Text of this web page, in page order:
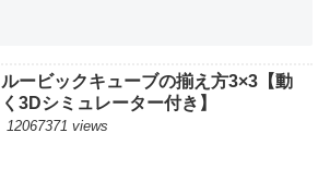
ルービックキューブの揃え方3×3【動
く3Dシミュレーター付き】
12067371 views